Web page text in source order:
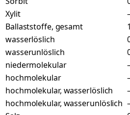
Xylit
Ballaststoffe, gesamt
wasserlöslich
wasserunlöslich
niedermolekular
hochmolekular
hochmolekular, wasserlöslich
hochmolekular, wasserunlöslich